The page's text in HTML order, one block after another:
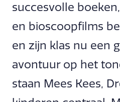
succesvolle
en bioscoopfilms
en zijn klas nu een
avontuur op het
staan Mees Kees,